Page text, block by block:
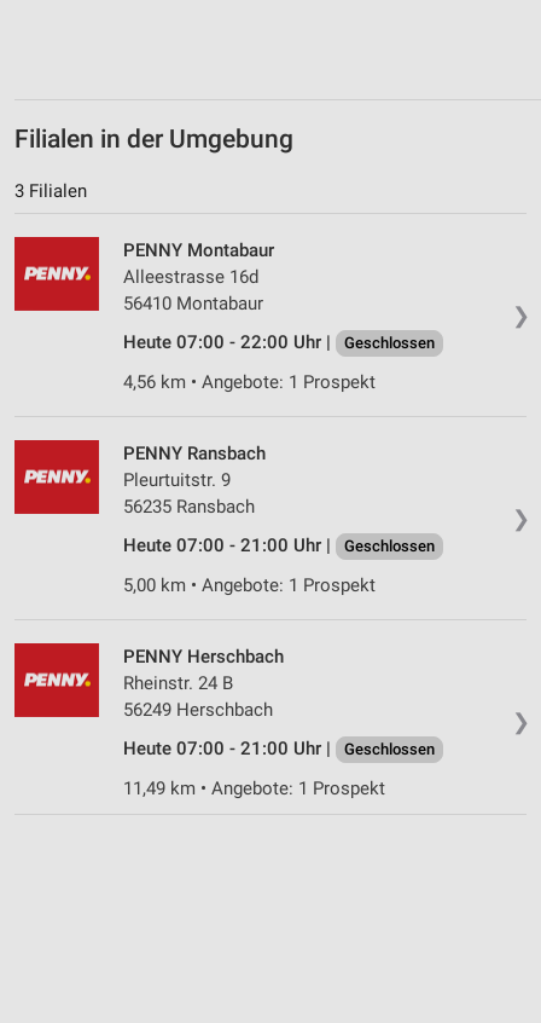
Filialen in der Umgebung
3 Filialen
❯
PENNY Montabaur
Alleestrasse 16d
56410 Montabaur
Heute 07:00 - 22:00 Uhr |
Geschlossen
4,56 km • Angebote: 1 Prospekt
❯
PENNY Ransbach
Pleurtuitstr. 9
56235 Ransbach
Heute 07:00 - 21:00 Uhr |
Geschlossen
5,00 km • Angebote: 1 Prospekt
❯
PENNY Herschbach
Rheinstr. 24 B
56249 Herschbach
Heute 07:00 - 21:00 Uhr |
Geschlossen
11,49 km • Angebote: 1 Prospekt
Messung der Performance von Inhalten
Analyse von Zielgruppen durch Statistiken oder
Quellen
Entwicklung und Verbesserung der Angebote
Verwendung reduzierter Daten zur Auswahl von
IAB-Besonderheiten:
Geräte anhand von aktiv angeforderten
Informationen identifizieren
Nicht-IAB-Verarbeitungszwecke:
Funktional